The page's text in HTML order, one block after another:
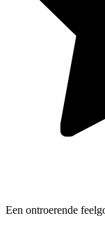
Een ontroerende